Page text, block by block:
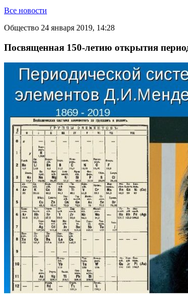
Все новости
Общество 24 января 2019, 14:28
Посвященная 150-летию открытия